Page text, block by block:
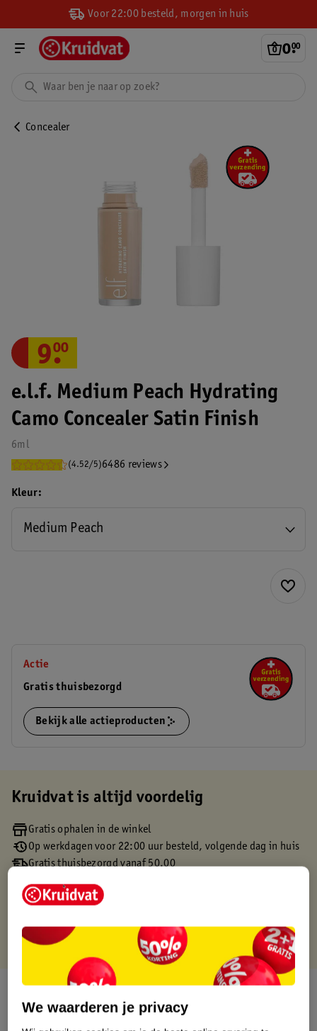
Voor 22:00 besteld, morgen in huis
0.
00
Concealer
e.l.f. Medium Peach Hydrating
Camo Concealer Satin Finish
6ml
(4.52/5)6486 reviews
9.
00
Kleur
Medium Peach
Actie
Gratis thuisbezorgd
Bekijk alle actieproducten
Kruidvat is altijd voordelig
Gratis ophalen in de winkel
Op werkdagen voor 22:00 uur besteld, volgende dag in huis
Gratis thuisbezorgd vanaf 50.00
Gratis punten met je Kruidvat kaart
Over dit product
We waarderen je privacy